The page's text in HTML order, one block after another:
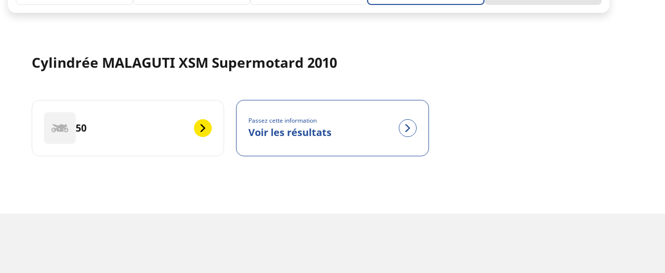
Cylindrée MALAGUTI XSM Supermotard 2010
50
Passez cette information
Voir les résultats